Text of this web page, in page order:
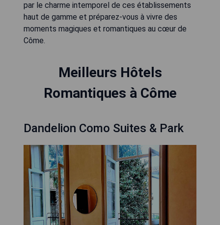
par le charme intemporel de ces établissements
haut de gamme et préparez-vous à vivre des
moments magiques et romantiques au cœur de
Côme.
Meilleurs Hôtels
Romantiques à Côme
Dandelion Como Suites & Park